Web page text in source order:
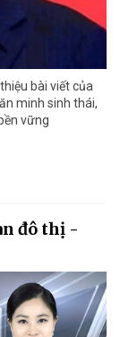
bài viết của
minh sinh thái,
vững
đô thị -